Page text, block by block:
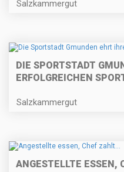
Salzkammergut
DIE SPORTSTADT
ERFOLGREICHEN
Salzkammergut
ANGESTELLTE ESSEN,